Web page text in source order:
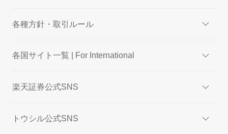
各種方針・取引ルール
各国サイト一覧 | For International
楽天証券公式SNS
トウシル公式SNS